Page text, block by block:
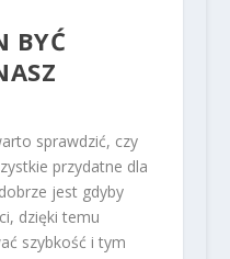
BYĆ
sprawdzić, czy
przydatne dla
jest gdyby
dzięki temu
szybkość i tym